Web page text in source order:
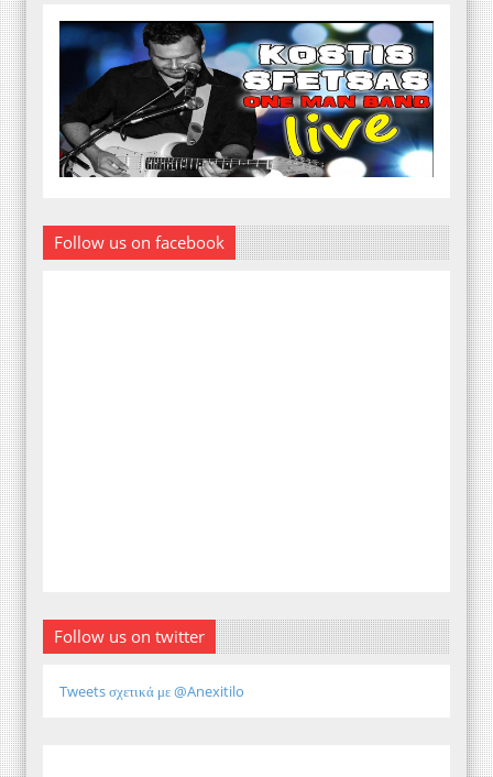
Follow us on facebook
Follow us on twitter
Tweets σχετικά με @Anexitilo